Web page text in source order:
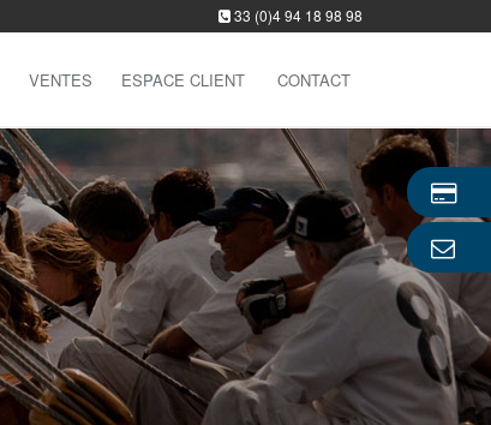
33 (0)4 94 18 98 98
VENTES ESPACE CLIENT CONTACT